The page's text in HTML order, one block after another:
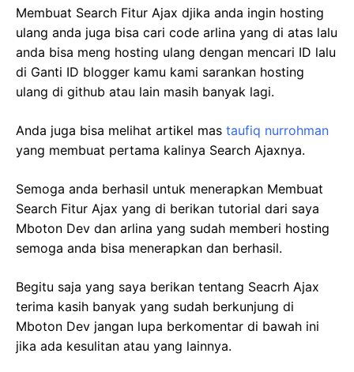
Membuat Search Fitur Ajax djika anda ingin hosting
ulang anda juga bisa cari code arlina yang di atas lalu
anda bisa meng hosting ulang dengan mencari ID lalu
di Ganti ID blogger kamu kami sarankan hosting
ulang di github atau lain masih banyak lagi.
Anda juga bisa melihat artikel mas taufiq nurrohman
yang membuat pertama kalinya Search Ajaxnya.
Semoga anda berhasil untuk menerapkan Membuat
Search Fitur Ajax yang di berikan tutorial dari saya
Mboton Dev dan arlina yang sudah memberi hosting
semoga anda bisa menerapkan dan berhasil.
Begitu saja yang saya berikan tentang Seacrh Ajax
terima kasih banyak yang sudah berkunjung di
Mboton Dev jangan lupa berkomentar di bawah ini
jika ada kesulitan atau yang lainnya.